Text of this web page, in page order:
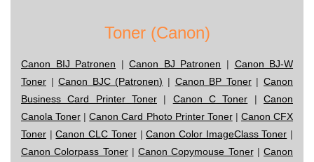
Toner (Canon)
Canon BIJ Patronen |Canon BJ Patronen | Canon BJ-W
Toner |Canon BJC (Patronen) | Canon BP Toner|Canon
Business Card Printer Toner | Canon C Toner |Canon
Canola Toner |Canon Card Photo Printer Toner| Canon CFX
Toner |Canon CLC Toner|Canon Color ImageClass Toner |
Canon Colorpass Toner| Canon Copymouse Toner| Canon